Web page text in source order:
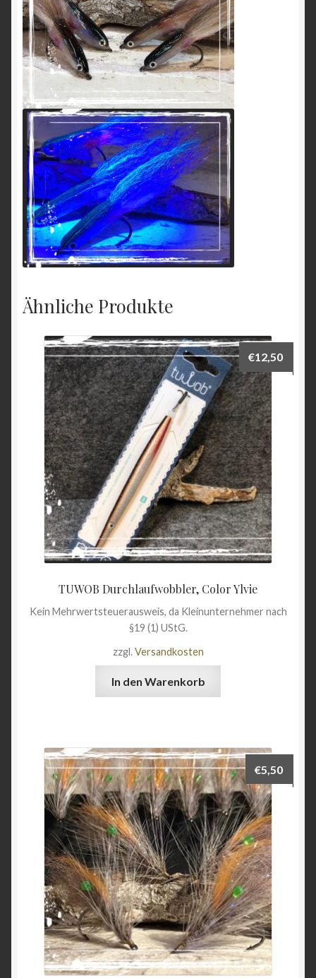
Ähnliche Produkte
TUWOB Durchlaufwobbler, Color Ylvie
€12,50
Kein Mehrwertsteuerausweis, da Kleinunternehmer nach
§19 (1) UStG.
zzgl.Versandkosten
In den Warenkorb
€5,50